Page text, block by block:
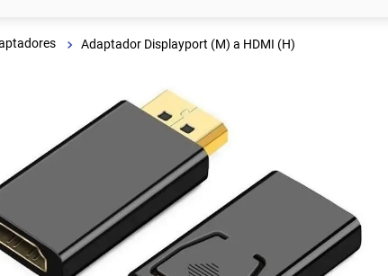
Adaptador Displayport (M) a HDMI (H)